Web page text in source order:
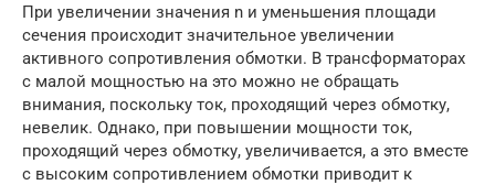
При увеличении значения n и уменьшения площади
сечения происходит значительное увеличении
активного сопротивления обмотки. В трансформаторах
с малой мощностью на это можно не обращать
внимания, поскольку ток, проходящий через обмотку,
невелик. Однако, при повышении мощности ток,
проходящий через обмотку, увеличивается, а это вместе
с высоким сопротивлением обмотки приводит к